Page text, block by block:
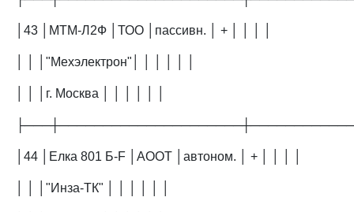
│43 │МТМ-Л2Ф │ТОО │пассивн. │ + │ │ │ │
│ │ │"Мехэлектрон"│ │ │ │ │ │
│ │ │г. Москва │ │ │ │ │ │
│44 │Елка 801 Б-F │АООТ │автоном. │ + │ │ │ │
│ │ │"Инза-ТК" │ │ │ │ │ │